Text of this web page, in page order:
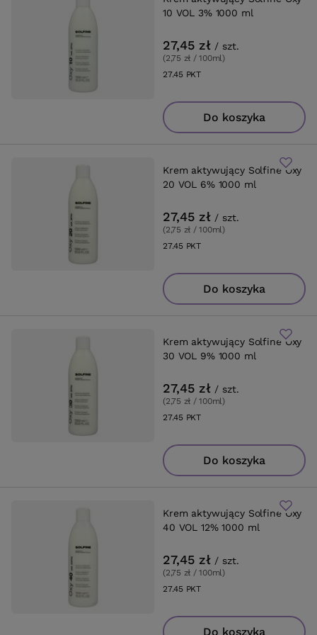
10 VOL 3% 1000 ml
27,45 zł / szt.
(2,75 zł / 100ml)
27.45PKTpunktów
Do koszyka
Krem aktywujący Solfine Oxy
20 VOL 6% 1000 ml
27,45 zł / szt.
(2,75 zł / 100ml)
27.45PKTpunktów
Do koszyka
Krem aktywujący Solfine Oxy
30 VOL 9% 1000 ml
27,45 zł / szt.
(2,75 zł / 100ml)
27.45PKTpunktów
Do koszyka
Krem aktywujący Solfine Oxy
40 VOL 12% 1000 ml
27,45 zł / szt.
(2,75 zł / 100ml)
27.45PKTpunktów
Do koszyka